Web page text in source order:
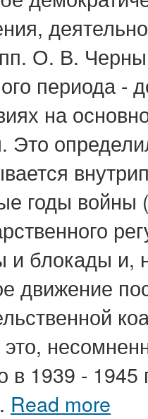
О. В.
периода -
на
годы войны
и блокады и,
движение
в 1939 - 1945
Read more